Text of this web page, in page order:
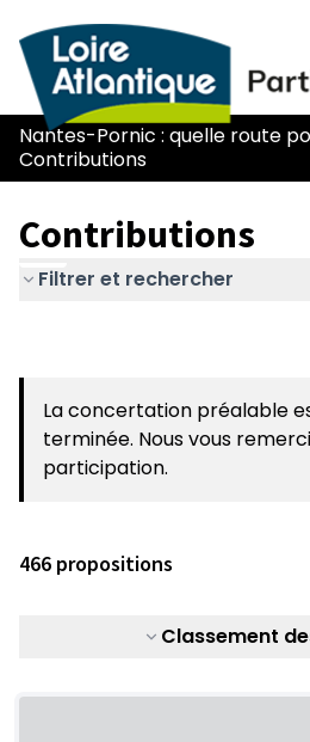
Nantes-Pornic : quelle route
Contributions
Contributions
Filtrer et rechercher
La concertation préalable
terminée. Nous vous
participation.
466 propositions
Classement